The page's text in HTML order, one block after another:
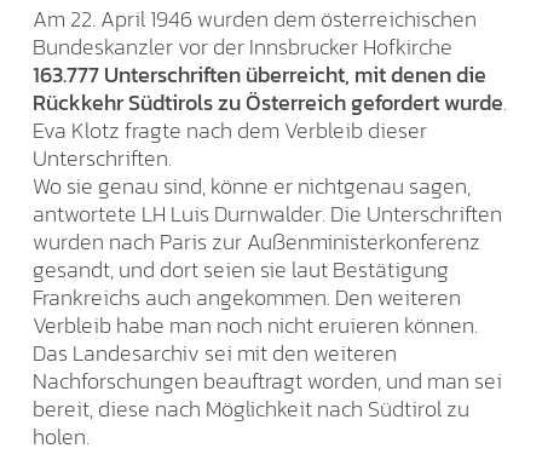
Am 22. April 1946 wurden dem österreichischen
Bundeskanzler vor der Innsbrucker Hofkirche
163.777 Unterschriften überreicht, mit denen die
Rückkehr Südtirols zu Österreich gefordert wurde.
Eva Klotz fragte nach dem Verbleib dieser
Unterschriften.
Wo sie genau sind, könne er nichtgenau sagen,
antwortete LH Luis Durnwalder. Die Unterschriften
wurden nach Paris zur Außenministerkonferenz
gesandt, und dort seien sie laut Bestätigung
Frankreichs auch angekommen. Den weiteren
Verbleib habe man noch nicht eruieren können.
Das Landesarchiv sei mit den weiteren
Nachforschungen beauftragt worden, und man sei
bereit, diese nach Möglichkeit nach Südtirol zu
holen.